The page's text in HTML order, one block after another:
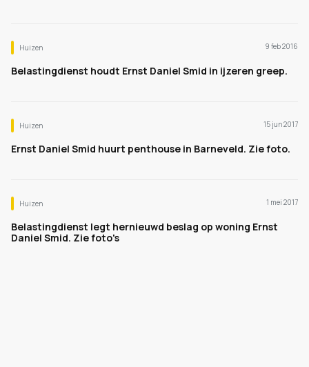
Huizen 9 feb 2016
Belastingdienst houdt Ernst Daniel Smid in ijzeren greep.
Huizen 15 jun 2017
Ernst Daniel Smid huurt penthouse in Barneveld. Zie foto.
Huizen 1 mei 2017
Belastingdienst legt hernieuwd beslag op woning Ernst
Daniel Smid. Zie foto's